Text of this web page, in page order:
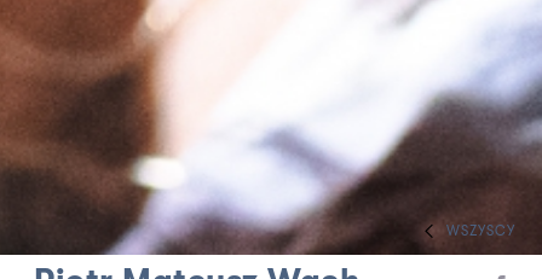
WSZYSCY
ZESPÓŁ INNI TWÓRCY